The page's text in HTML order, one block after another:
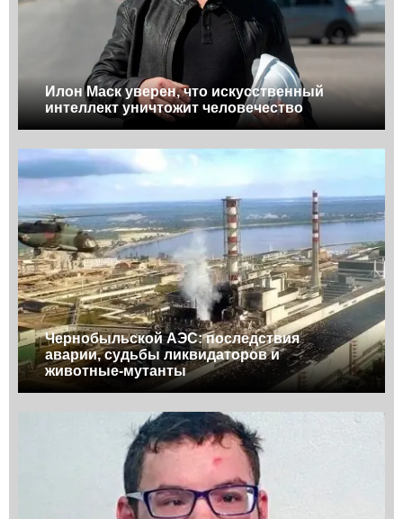
Илон Маск уверен, что искусственный
интеллект уничтожит человечество
Чернобыльской АЭС: последствия
аварии, судьбы ликвидаторов и
животные-мутанты